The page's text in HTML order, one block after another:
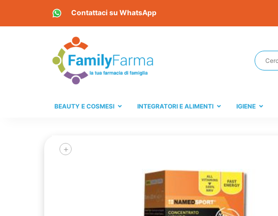
Contattaci su WhatsApp
BEAUTY E COSMESI INTEGRATORI E ALIMENTI IGIENE
+